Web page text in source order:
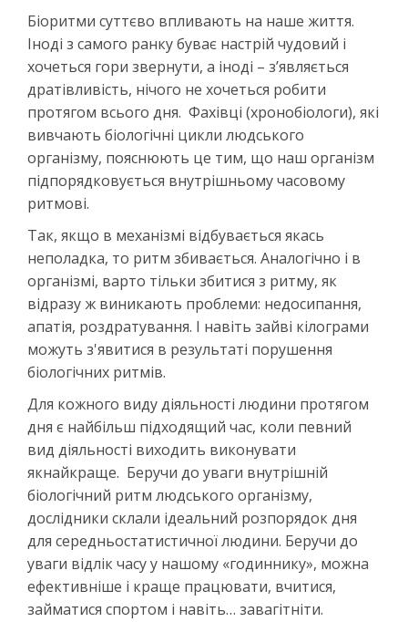
Біоритми суттєво впливають на наше життя.
Іноді з самого ранку буває настрій чудовий і
хочеться гори звернути, а іноді – з’являється
дратівливість, нічого не хочеться робити
протягом всього дня. Фахівці (хронобіологи), які
вивчають біологічні цикли людського
організму, пояснюють це тим, що наш організм
підпорядковується внутрішньому часовому
ритмові.
Так, якщо в механізмі відбувається якась
неполадка, то ритм збивається. Аналогічно і в
організмі, варто тільки збитися з ритму, як
відразу ж виникають проблеми: недосипання,
апатія, роздратування. І навіть зайві кілограми
можуть з'явитися в результаті порушення
біологічних ритмів.
Для кожного виду діяльності людини протягом
дня є найбільш підходящий час, коли певний
вид діяльності виходить виконувати
якнайкраще. Беручи до уваги внутрішній
біологічний ритм людського організму,
дослідники склали ідеальний розпорядок дня
для середньостатистичної людини. Беручи до
уваги відлік часу у нашому «годиннику», можна
ефективніше і краще працювати, вчитися,
займатися спортом і навіть… завагітніти.